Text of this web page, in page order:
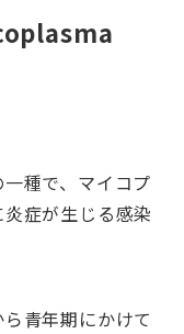
種で、マイコプ
症が生じる感染
青年期にかけて